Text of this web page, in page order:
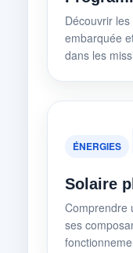
Découvrir
embarquée
dans les
ÉNERGIES
Solaire
Comprendre
ses